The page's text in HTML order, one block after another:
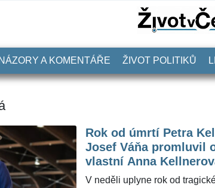
NÁZORY A KOMENTÁŘE ŽIVOT POLITIKŮ
Rok od úmrtí Petra
Josef Váňa promluvil
vlastní Anna
jak vydělá desítky
V neděli uplyne rok od